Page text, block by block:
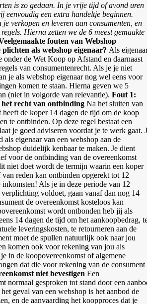
is zo gedaan. In je vrije tijd of avond uren
eenvoudig een extra handeltje beginnen.
verkopen en leveren aan consumenten, en
Hierna zetten we de 6 meest gemaakte
fouten van Webshop
als webshop eigenaar? Als
onder de Wet Koop op Afstand en daarnaast
van consumentenrecht. Als je je niet
je als webshop eigenaar nog wel eens voor
komen te staan. Hierna geven we 5
(niet in volgorde van relevantie). Fout 1:
recht van ontbinding Na het sluiten van
heeft de koper 14 dagen de tijd om de koop
te ontbinden. Op deze regel bestaat een
je goed adviseren voordat je te werk gaat.
als eigenaar van een webshop aan de
duidelijk kenbaar te maken. Je dient
voor de ontbinding van de overeenkomst
niet doet wordt de termijn waarin een koper
reden kan ontbinden opgerekt tot 12
inkomsten! Als je in deze periode van 12
verplichting voldoet, gaan vanaf dan nog 14
de overeenkomst kosteloos kan
wordt ontbonden heb jij als
14 dagen de tijd om het aankoopbedrag,
leveringskosten, te retourneren aan de
moet de spullen natuurlijk ook naar jou
komen ook voor rekening van jou als
in de koopovereenkomst of algemene
dat die voor rekening van de consument
niet bevestigen Een
normaal gesproken tot stand door een
geval van een webshop is het aanbod de
en de aanvaarding het koopproces dat je